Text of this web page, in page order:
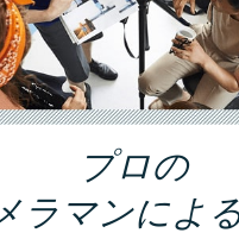
プロの
ラマンによ